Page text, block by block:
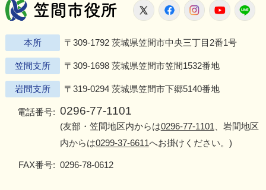
笠間市役所
X FacebookInstagram
本所 〒309-1792 茨城県笠間市中央三丁目2番1号
笠間支所 〒309-1698 茨城県笠間市笠間1532番地
岩間支所 〒319-0294 茨城県笠間市下郷5140番地
電話番号: 0296-77-1101
(友部・笠間地区内からは0296-77-1101 、岩間地区
内からは0299-37-6611へお掛けください。)
FAX番号: 0296-78-0612